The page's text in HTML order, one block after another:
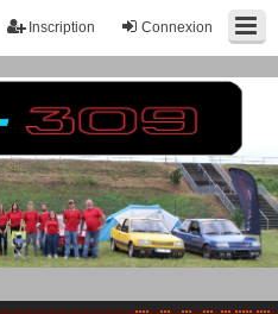
Connexion
Inscription